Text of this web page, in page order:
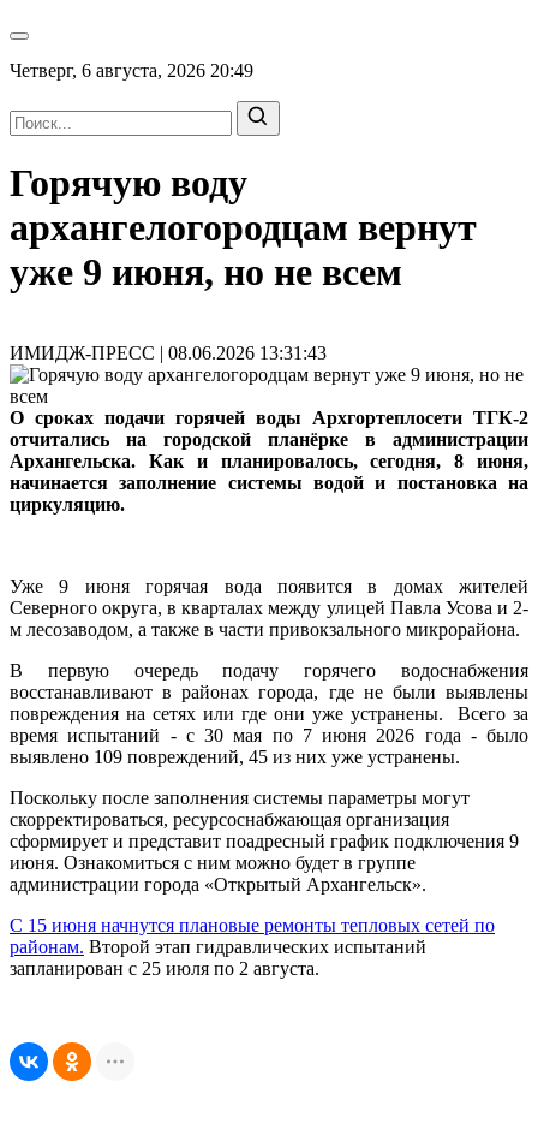
Четверг, 6 августа, 2026 20:49
Горячую воду
архангелогородцам вернут
уже 9 июня, но не всем
ИМИДЖ-ПРЕСС | 08.06.2026 13:31:43
О сроках подачи горячей воды Архгортеплосети ТГК-2
отчитались на городской планёрке в администрации
Архангельска. Как и планировалось, сегодня, 8 июня,
начинается заполнение системы водой и постановка на
циркуляцию.
Уже 9 июня горячая вода появится в домах жителей
Северного округа, в кварталах между улицей Павла Усова и 2-
м лесозаводом, а также в части привокзального микрорайона.
В первую очередь подачу горячего водоснабжения
восстанавливают в районах города, где не были выявлены
повреждения на сетях или где они уже устранены. Всего за
время испытаний - с 30 мая по 7 июня 2026 года - было
выявлено 109 повреждений, 45 из них уже устранены.
Поскольку после заполнения системы параметры могут
скорректироваться, ресурсоснабжающая организация
сформирует и представит поадресный график подключения 9
июня. Ознакомиться с ним можно будет в группе
администрации города «Открытый Архангельск».
С 15 июня начнутся плановые ремонты тепловых сетей по
районам. Второй этап гидравлических испытаний
запланирован с 25 июля по 2 августа.